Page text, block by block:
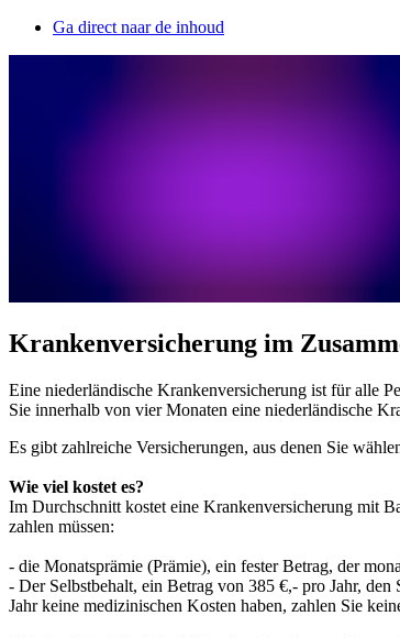
Ga direct naar de inhoud
Krankenversicherung im
Eine niederländische Krankenversicherung ist für alle
Sie innerhalb von vier Monaten eine niederländische
Es gibt zahlreiche Versicherungen, aus denen Sie
Wie viel kostet es?
Im Durchschnitt kostet eine Krankenversicherung mit
zahlen müssen:
- die Monatsprämie (Prämie), ein fester Betrag, der
- Der Selbstbehalt, ein Betrag von 385 €,- pro Jahr,
Jahr keine medizinischen Kosten haben, zahlen Sie